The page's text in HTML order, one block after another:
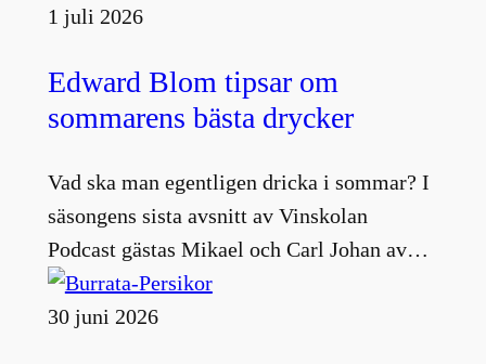
1 juli 2026
Edward Blom tipsar om
sommarens bästa drycker
Vad ska man egentligen dricka i sommar? I
säsongens sista avsnitt av Vinskolan
Podcast gästas Mikael och Carl Johan av…
30 juni 2026